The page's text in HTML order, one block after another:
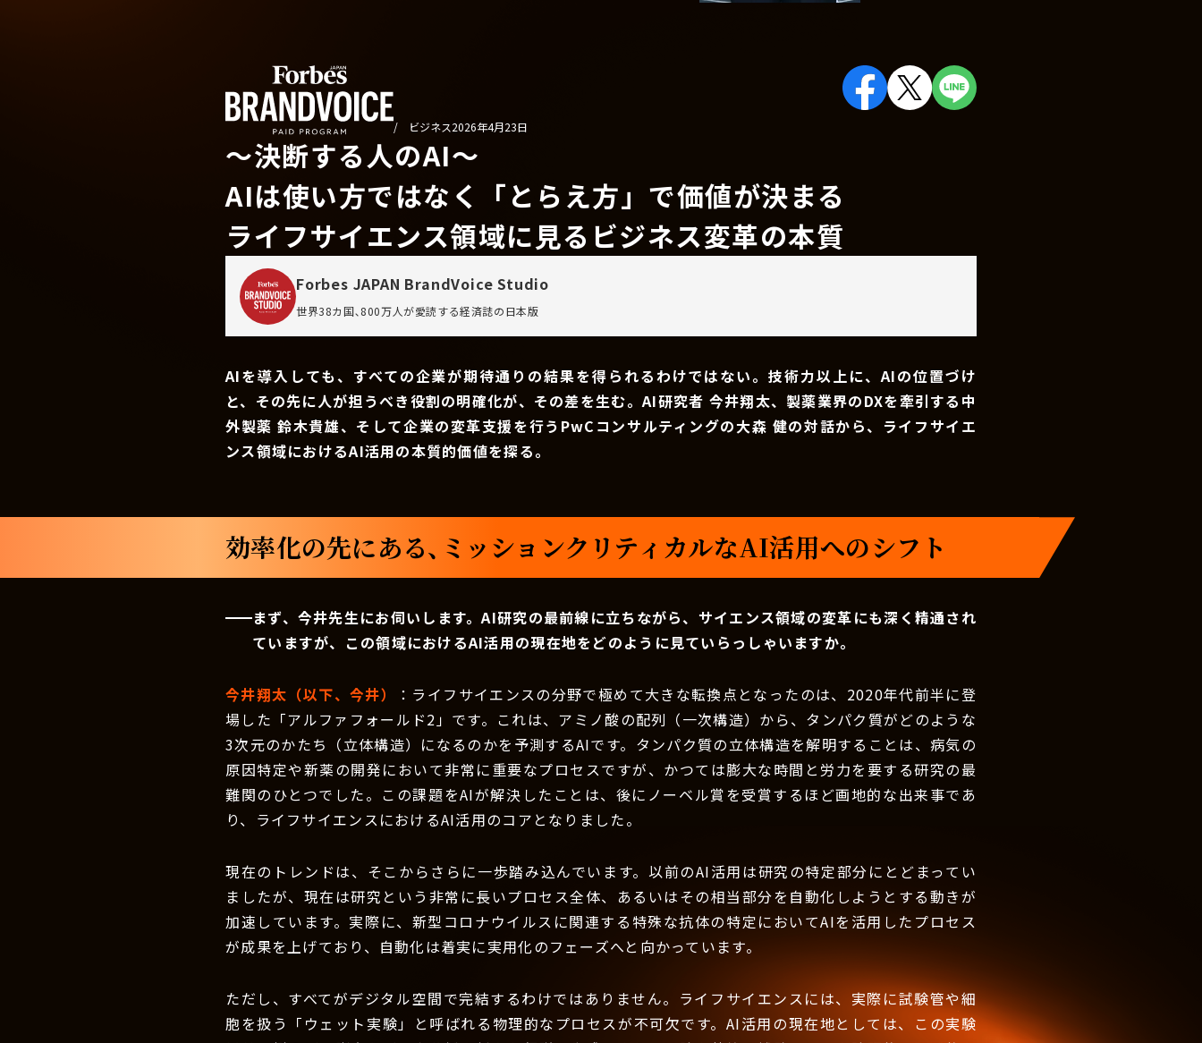
/ ビジネス2026年4月23日
〜決断する人のAI〜
AIは使い方ではなく「とらえ方」で価値が決まる
ライフサイエンス領域に見るビジネス変革の本質
Forbes JAPAN BrandVoice Studio
世界38カ国､800万人が愛読する経済誌の日本版
AIを導入しても、すべての企業が期待通りの結果を得られるわけではない。技術力以上に、AIの位置づけ
と、その先に人が担うべき役割の明確化が、その差を生む。AI研究者 今井翔太、製薬業界のDXを牽引する中
外製薬 鈴木貴雄、そして企業の変革支援を行うPwCコンサルティングの大森 健の対話から、ライフサイエ
ンス領域におけるAI活用の本質的価値を探る。
効率化の先にある、ミッションクリティカルなAI活用へのシフト
まず、今井先生にお伺いします。AI研究の最前線に立ちながら、サイエンス領域の変革にも深く精通され
ていますが、この領域におけるAI活用の現在地をどのように見ていらっしゃいますか。
今井翔太（以下、今井）
：ライフサイエンスの分野で極めて大きな転換点となったのは、2020年代前半に登
場した「アルファフォールド2」です。これは、アミノ酸の配列（一次構造）から、タンパク質がどのような
3次元のかたち（立体構造）になるのかを予測するAIです。タンパク質の立体構造を解明することは、病気の
原因特定や新薬の開発において非常に重要なプロセスですが、かつては膨大な時間と労力を要する研究の最
難関のひとつでした。この課題をAIが解決したことは、後にノーベル賞を受賞するほど画地的な出来事であ
り、ライフサイエンスにおけるAI活用のコアとなりました。
現在のトレンドは、そこからさらに一歩踏み込んでいます。以前のAI活用は研究の特定部分にとどまってい
ましたが、現在は研究という非常に長いプロセス全体、あるいはその相当部分を自動化しようとする動きが
加速しています。実際に、新型コロナウイルスに関連する特殊な抗体の特定においてAIを活用したプロセス
が成果を上げており、自動化は着実に実用化のフェーズへと向かっています。
ただし、すべてがデジタル空間で完結するわけではありません。ライフサイエンスには、実際に試験管や細
胞を扱う「ウェット実験」と呼ばれる物理的なプロセスが不可欠です。AI活用の現在地としては、この実験